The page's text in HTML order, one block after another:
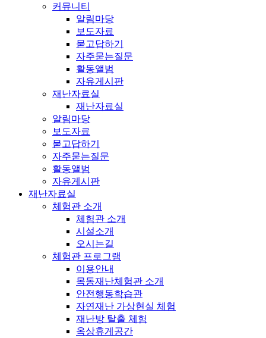
커뮤니티
알림마당
보도자료
묻고답하기
자주묻는질문
활동앨범
자유게시판
재난자료실
재난자료실
알림마당
보도자료
묻고답하기
자주묻는질문
활동앨범
자유게시판
재난자료실
체험관 소개
체험관 소개
시설소개
오시는길
체험관 프로그램
이용안내
목동재난체험관 소개
안전행동학습관
자연재난 가상현실 체험
재난방 탈출 체험
옥상휴게공간